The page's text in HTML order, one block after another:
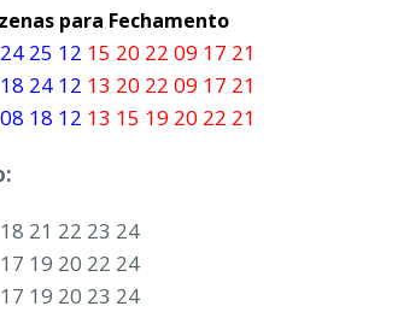
para Fechamento
25 12 15 20 22 09 17 21
24 12 13 20 22 09 17 21
18 12 13 15 19 20 22 21
21 22 23 24
19 20 22 24
19 20 23 24